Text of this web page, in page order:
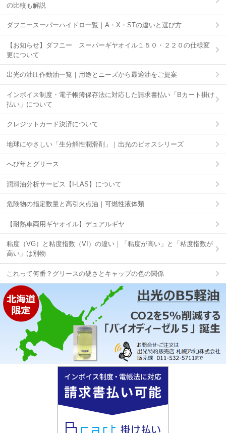
の比較も解説
ダフニースーパーハイドロ一覧｜A・X・STの違いと選び方
【お知らせ】ダフニー スーパーギヤオイル１５０・２２０の仕様変
更について
出光の油圧作動油一覧｜用途とニーズから最適油をご提案
インボイス制度・電子帳簿保存法に対応した請求書払い「Bカート掛け
払い」について
クレジットカード決済について
地球にやさしい「生分解性潤滑剤」｜出光のビオスシリーズ
へび年とグリース
潤滑油分析サービス【I-LAS】について
危険物の指定数量と高引火点油｜可燃性液体類
【耐熱車両用ギヤオイル】デュアルギヤ
粘度（VG）と粘度指数（VI）の違い｜「粘度が高い」と「粘度指数が
高い」は別物
これって何番？グリースの硬さとキャップの色の関係